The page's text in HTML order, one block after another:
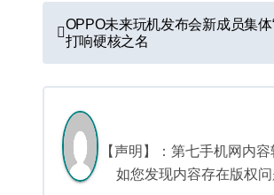
文
章
导
航
OPPO未来玩机发布会新成员集体
打响硬核之名
【声明】：第七手机网内
如您发现内容存在版权